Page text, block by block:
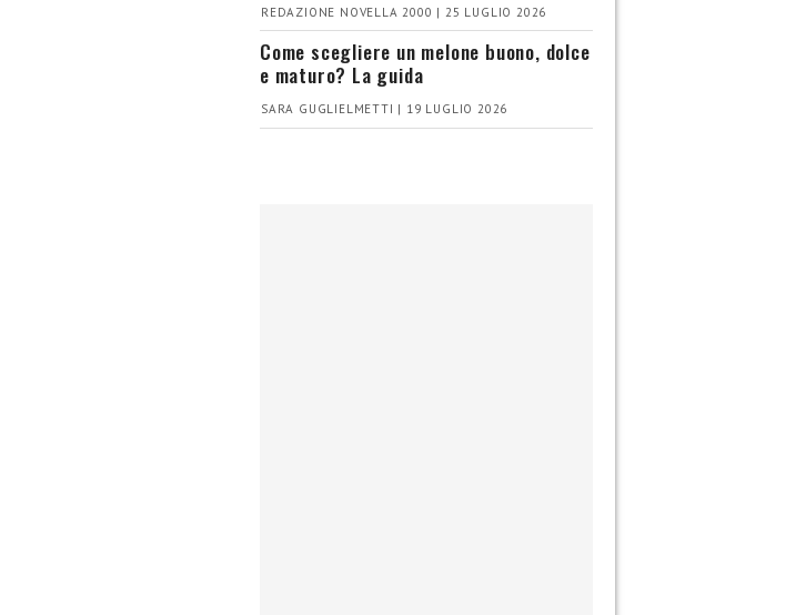
REDAZIONE NOVELLA 2000 | 25 LUGLIO 2026
Come scegliere un melone buono, dolce
e maturo? La guida
SARA GUGLIELMETTI | 19 LUGLIO 2026